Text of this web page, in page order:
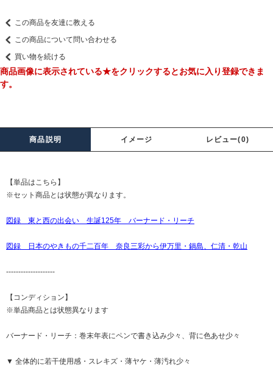
この商品を友達に教える
この商品について問い合わせる
買い物を続ける
商品画像に表示されている★をクリックするとお気に入り登録できま
す。
商品説明 イメージ レビュー(0)
【単品はこちら】
※セット商品とは状態が異なります。
図録 東と西の出会い 生誕125年 バーナード・リーチ
図録 日本のやきもの千二百年 奈良三彩から伊万里・鍋島、仁清・乾山
--------------------
【コンディション】
※単品商品とは状態異なります
バーナード・リーチ：巻末年表にペンで書き込み少々、背に色あせ少々
▼ 全体的に若干使用感・スレキズ・薄ヤケ・薄汚れ少々